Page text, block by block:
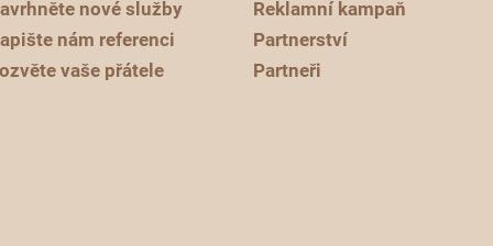
nové služby
nám referenci
vaše přátele
Reklamní kampaň
Partnerství
Partneři